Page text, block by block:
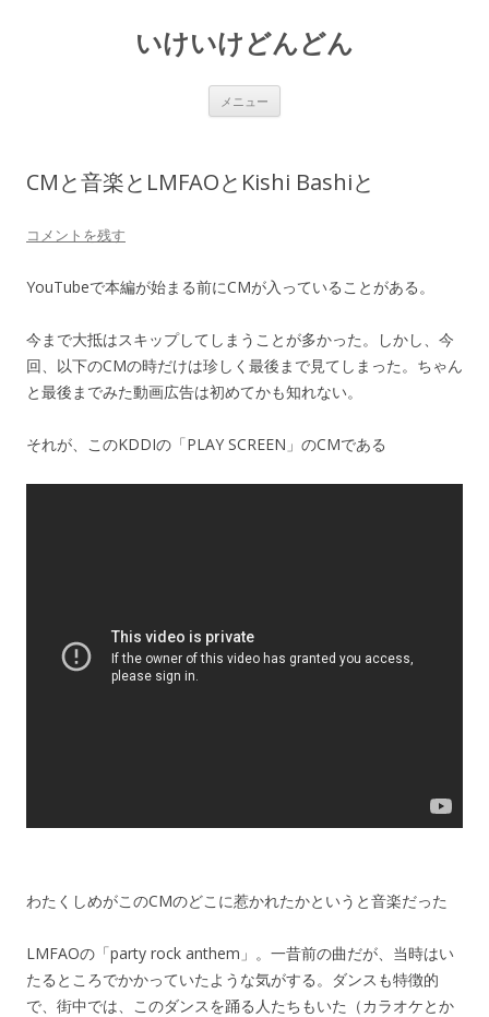
いけいけどんどん
メニュー
ス
CMと音楽とLMFAOとKishi Bashiと
コメントを残す
YouTubeで本編が始まる前にCMが入っていることがある。
今まで大抵はスキップしてしまうことが多かった。しかし、今
回、以下のCMの時だけは珍しく最後まで見てしまった。ちゃん
と最後までみた動画広告は初めてかも知れない。
それが、このKDDIの「PLAY SCREEN」のCMである
わたくしめがこのCMのどこに惹かれたかというと音楽だった
LMFAOの「party rock anthem」。一昔前の曲だが、当時はい
たるところでかかっていたような気がする。ダンスも特徴的
で、街中では、このダンスを踊る人たちもいた（カラオケとか